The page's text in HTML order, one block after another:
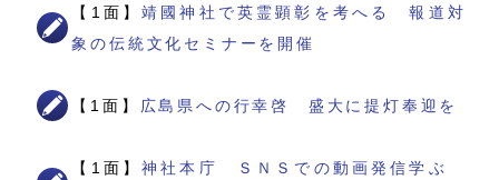
【1面】靖國神社で英霊顕彰を考へる 報道対
象の伝統文化セミナーを開催
【1面】 広島県への行幸啓 盛大に提灯奉迎を
【1面】神社本庁 ＳＮＳでの動画発信学ぶ